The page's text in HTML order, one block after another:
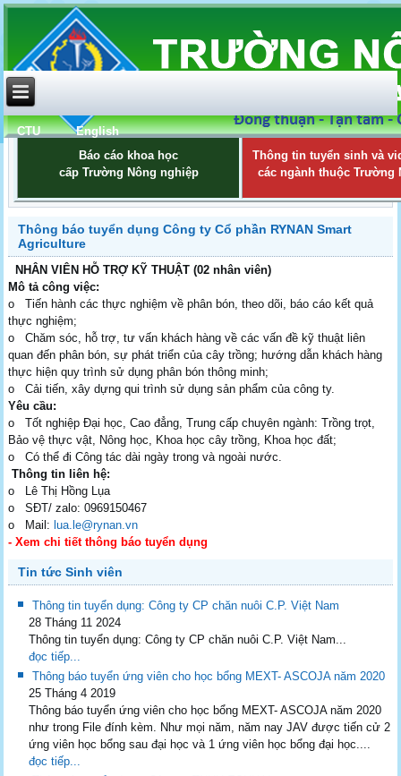
CTU
English
Báo cáo khoa học
cấp Trường Nông nghiệp
Thông tin tuyển sinh và
các ngành thuộc Trường
Thông báo tuyển dụng Công ty Cổ phần RYNAN Smart
Agriculture
NHÂN VIÊN HỖ TRỢ KỸ THUẬT (02 nhân viên)
Mô tả công việc:
o Tiến hành các thực nghiệm về phân bón, theo dõi, báo cáo kết quả
thực nghiệm;
o Chăm sóc, hỗ trợ, tư vấn khách hàng về các vấn đề kỹ thuật liên
quan đến phân bón, sự phát triển của cây trồng; hướng dẫn khách hàng
thực hiện quy trình sử dụng phân bón thông minh;
o Cải tiến, xây dựng qui trình sử dụng sản phẩm của công ty.
Yêu cầu:
o Tốt nghiệp Đại học, Cao đẳng, Trung cấp chuyên ngành: Trồng trọt,
Bảo vệ thực vật, Nông học, Khoa học cây trồng, Khoa học đất;
o Có thể đi Công tác dài ngày trong và ngoài nước.
Thông tin liên hệ:
o Lê Thị Hồng Lụa
o SĐT/ zalo: 0969150467
o Mail: lua.le@rynan.vn
- Xem chi tiết thông báo tuyển dụng
Tin tức Sinh viên
Thông tin tuyển dụng: Công ty CP chăn nuôi C.P. Việt Nam
28 Tháng 11 2024
Thông tin tuyển dụng: Công ty CP chăn nuôi C.P. Việt Nam...
đọc tiếp...
Thông báo tuyển ứng viên cho học bổng MEXT- ASCOJA năm 2020
25 Tháng 4 2019
Thông báo tuyển ứng viên cho học bổng MEXT- ASCOJA năm 2020
như trong File đính kèm. Như mọi năm, năm nay JAV được tiến cử 2
ứng viên học bổng sau đại học và 1 ứng viên học bổng đại học....
đọc tiếp...